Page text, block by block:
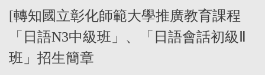
[轉知國立彰化師範大學推廣教育課程
「日語N3中級班」、「日語會話初級Ⅱ
班」招生簡章